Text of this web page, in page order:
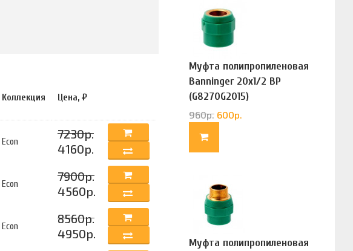
Коллекция Цена, ₽
Econ
7230р.
4160р.
Econ
7900р.
4560р.
Econ
8560р.
4950р.
Муфта полипропиленовая
Banninger 20х1/2 ВР
(G8270G2015)
960р. 600р.
Муфта полипропиленовая